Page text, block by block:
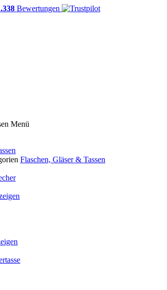
Bewertungen
Menü
Flaschen, Gläser & Tassen